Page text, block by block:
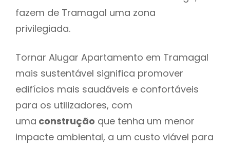
fazem de Tramagal uma zona
privilegiada.
Tornar Alugar Apartamento em Tramagal
mais sustentável significa promover
edifícios mais saudáveis e confortáveis
para os utilizadores, com
uma construção que tenha um menor
impacte ambiental, a um custo viável para